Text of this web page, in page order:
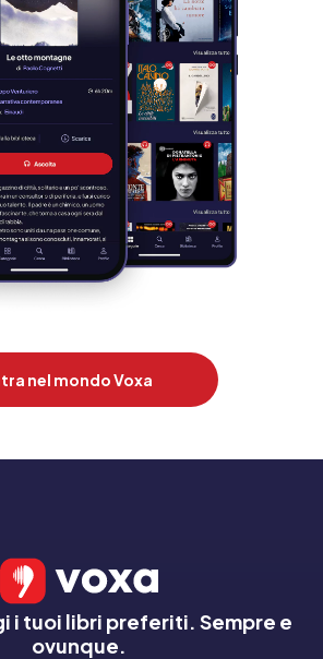
nel mondo Voxa
i tuoi libri preferiti. Sempre e
ovunque.